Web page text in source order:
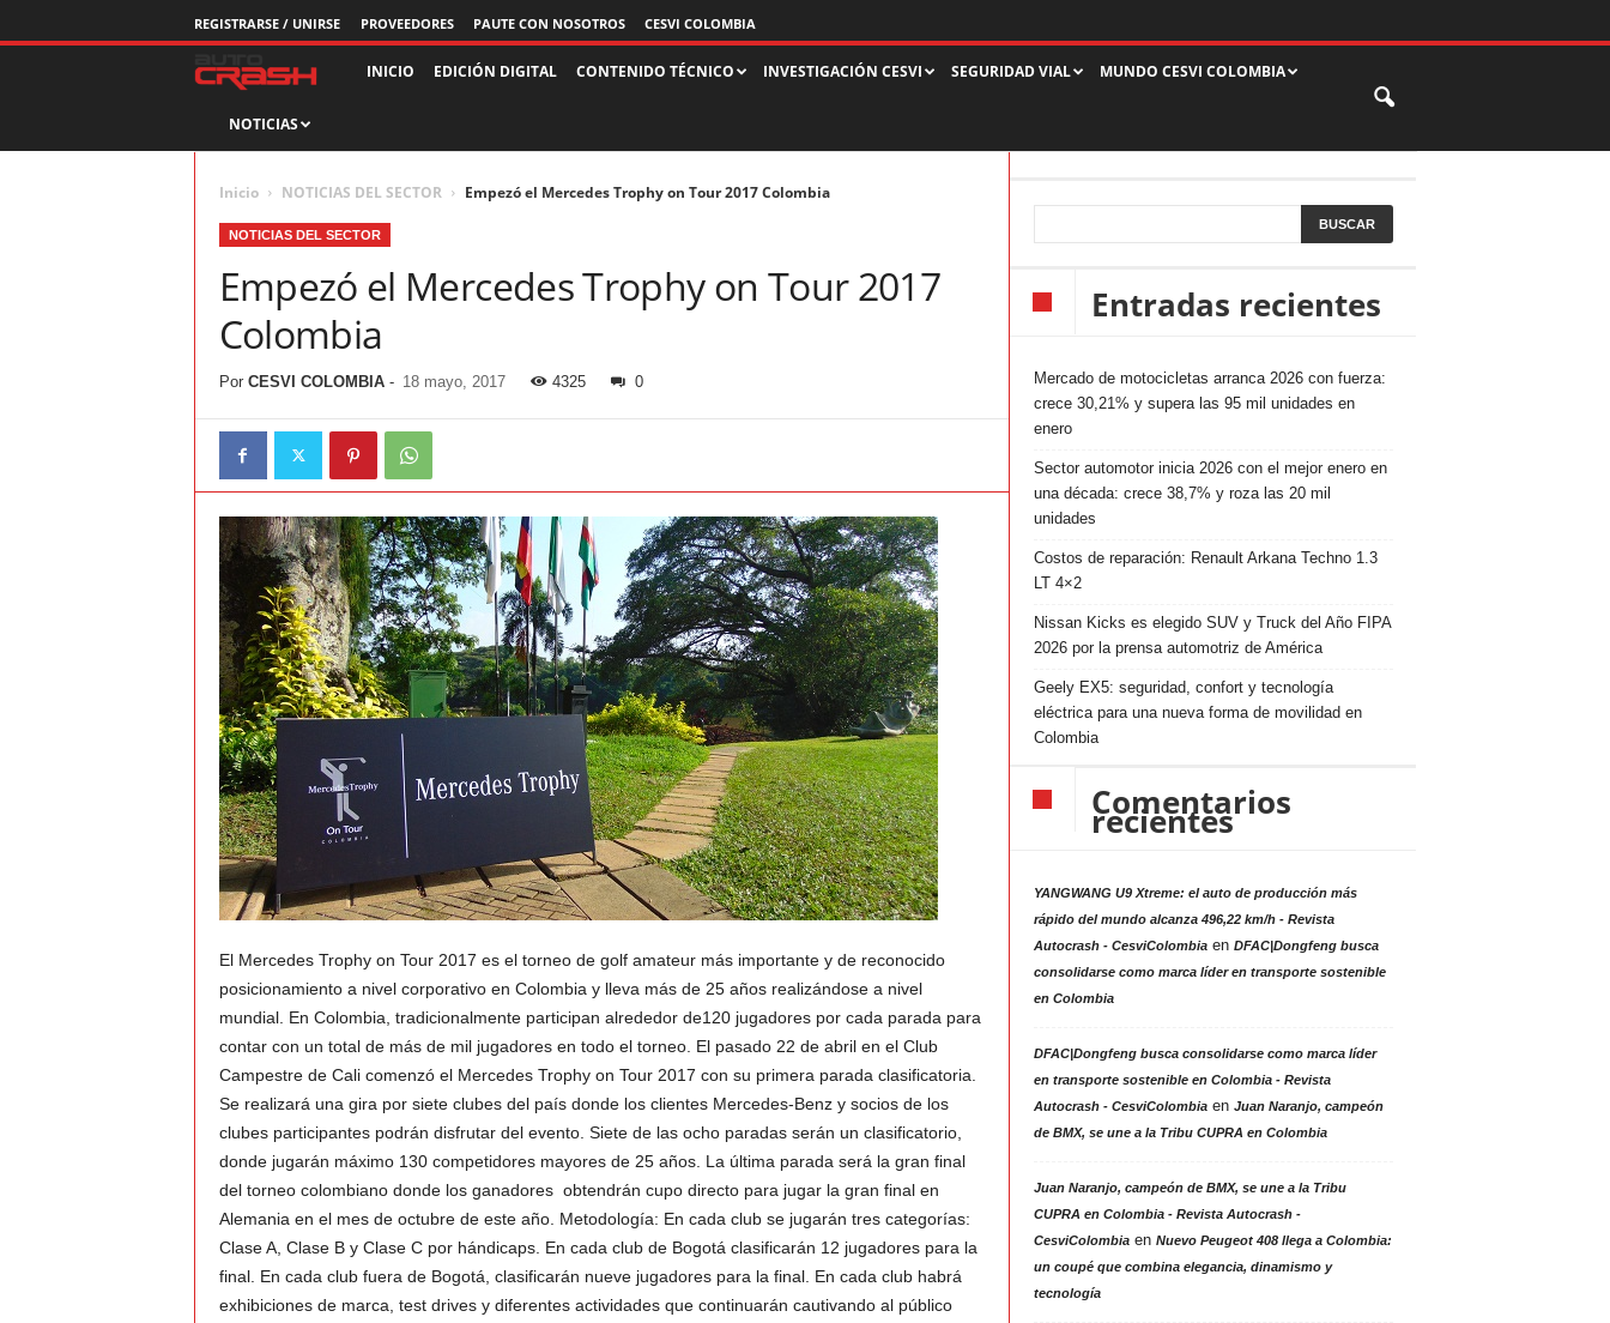
REGISTRARSE / UNIRSE PROVEEDORES PAUTE CON NOSOTROS CESVI COLOMBIA
i
s
t
a
u
t
o
c
r
a
–
C
e
s
C
o
INICIO EDICIÓN DIGITAL CONTENIDO TÉCNICO INVESTIGACIÓN CESVI SEGURIDAD VIAL MUNDO CESVI COLOMBIA
NOTICIAS
Inicio NOTICIAS DEL SECTOR Empezó el Mercedes Trophy on Tour 2017 Colombia
NOTICIAS DEL SECTOR
Empezó el Mercedes Trophy on Tour 2017
Colombia
Por CESVI COLOMBIA- 18 mayo, 2017 4325 0
El Mercedes Trophy on Tour 2017 es el torneo de golf amateur más importante y de reconocido
posicionamiento a nivel corporativo en Colombia y lleva más de 25 años realizándose a nivel
mundial. En Colombia, tradicionalmente participan alrededor de120 jugadores por cada parada para
contar con un total de más de mil jugadores en todo el torneo. El pasado 22 de abril en el Club
Campestre de Cali comenzó el Mercedes Trophy on Tour 2017 con su primera parada clasificatoria.
Se realizará una gira por siete clubes del país donde los clientes Mercedes-Benz y socios de los
clubes participantes podrán disfrutar del evento. Siete de las ocho paradas serán un clasificatorio,
donde jugarán máximo 130 competidores mayores de 25 años. La última parada será la gran final
del torneo colombiano donde los ganadores obtendrán cupo directo para jugar la gran final en
Alemania en el mes de octubre de este año. Metodología: En cada club se jugarán tres categorías:
Clase A, Clase B y Clase C por hándicaps. En cada club de Bogotá clasificarán 12 jugadores para la
final. En cada club fuera de Bogotá, clasificarán nueve jugadores para la final. En cada club habrá
exhibiciones de marca, test drives y diferentes actividades que continuarán cautivando al público
Entradas recientes
Mercado de motocicletas arranca 2026 con fuerza:
crece 30,21% y supera las 95 mil unidades en
enero
Sector automotor inicia 2026 con el mejor enero en
una década: crece 38,7% y roza las 20 mil
unidades
Costos de reparación: Renault Arkana Techno 1.3
LT 4×2
Nissan Kicks es elegido SUV y Truck del Año FIPA
2026 por la prensa automotriz de América
Geely EX5: seguridad, confort y tecnología
eléctrica para una nueva forma de movilidad en
Colombia
Comentarios
recientes
YANGWANG U9 Xtreme: el auto de producción más
rápido del mundo alcanza 496,22 km/h - Revista
Autocrash - CesviColombiaen DFAC|Dongfeng busca
consolidarse como marca líder en transporte sostenible
en Colombia
DFAC|Dongfeng busca consolidarse como marca líder
en transporte sostenible en Colombia - Revista
Autocrash - CesviColombiaen Juan Naranjo, campeón
de BMX, se une a la Tribu CUPRA en Colombia
Juan Naranjo, campeón de BMX, se une a la Tribu
CUPRA en Colombia - Revista Autocrash -
CesviColombiaen Nuevo Peugeot 408 llega a Colombia:
un coupé que combina elegancia, dinamismo y
tecnología